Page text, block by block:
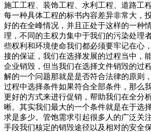
施工工程、装饰工程、水利工程、道路工
每一种具体工程的标书内容差异非常大，
好的在全峰情况，并且正处于这样的一种
理，不同的主权力集中于我们的污染处理
些权利和环境使命我们都必须要牢记在心
接的保证，我们在选择发展的过程当中，
企业销毁，但当我们在选择文件销毁的过
解的一个问题那就是是否符合法律的原则
过程中选择条件如果符合全部条件，那么
更好的方式来进行促销，帮助我们在全分
晰。其实我们最大的一个条件就是在于选
求是多少。管饱需求引起很多人的广泛关
手段我们核定的销毁途径以及相对的安全